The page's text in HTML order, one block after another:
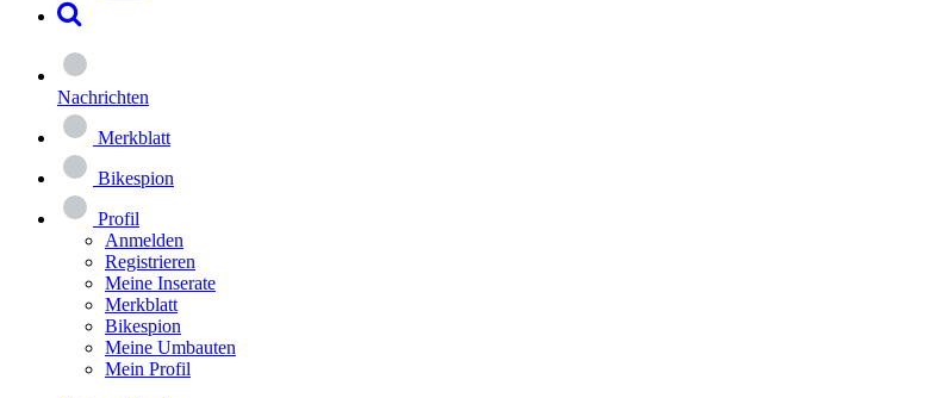
Nachrichten
Merkblatt
Bikespion
Profil
Anmelden
Registrieren
Meine Inserate
Merkblatt
Bikespion
Meine Umbauten
Mein Profil